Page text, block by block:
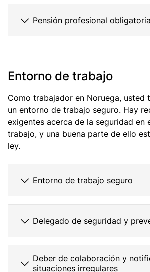
Pensión profesional
Entorno de trabajo
Como trabajador en Noruega, usted
un entorno de trabajo seguro. Hay
exigentes acerca de la seguridad en
trabajo, y una buena parte de ello
ley.
Entorno de trabajo seguro
Delegado de seguridad y
Deber de colaboración y
situaciones irregulares